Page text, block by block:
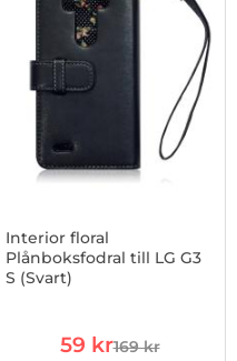
Interior floral
Plånboksfodral till LG G3
S (Svart)
rea pris
59 krtidigare pris
169 kr